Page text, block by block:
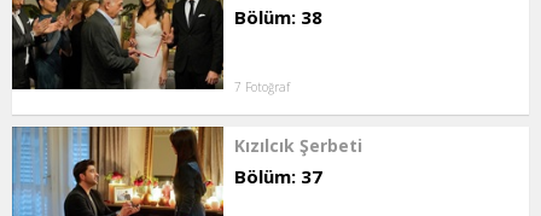
Bölüm: 38
7 Fotoğraf
Kızılcık Şerbeti
Bölüm: 37